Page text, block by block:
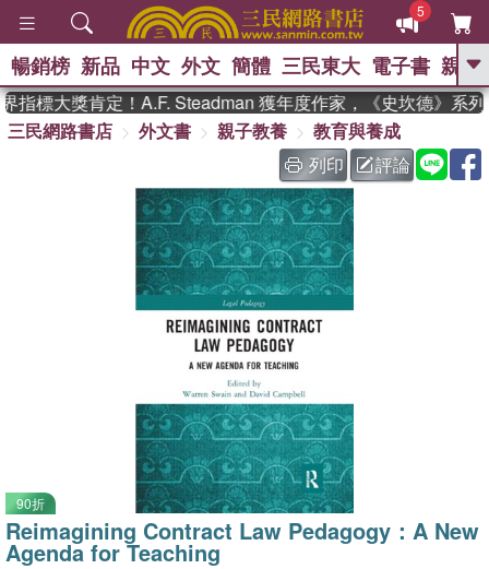
5
GO
熱搜： 東野圭吾 、 The Odyssey
、 如果歷史是一群喵 、 暑期
國際布克獎 臺灣漫遊錄 、 方
念華 、 台灣的李登輝時代
孩：黎曼猜想 、 偉大的迷走神經
暢銷榜 新品 中文 外文 簡體 三民東大 電子書 親子
標大獎肯定！A.F. Steadman 獲年度作家，《史坎德》系列
三民網路書店
外文書 親子教養
教育與養成
列印
評論
90折
Reimagining Contract Law Pedagogy：A New
Agenda for Teaching